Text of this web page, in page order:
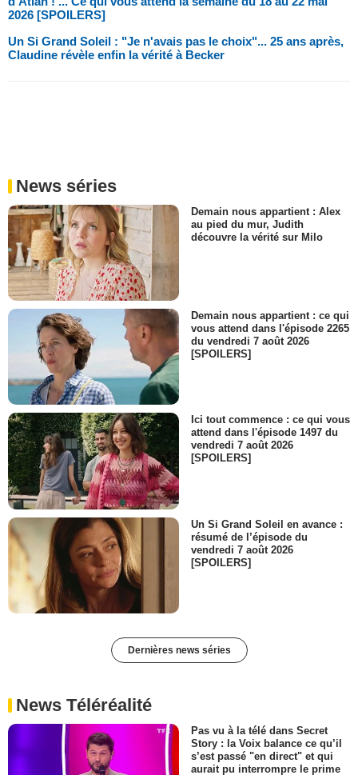
2026 [SPOILERS]
Un Si Grand Soleil : "Je n'avais pas le choix"... 25 ans après,
Claudine révèle enfin la vérité à Becker
News séries
Demain nous appartient : Alex
au pied du mur, Judith
découvre la vérité sur Milo
Demain nous appartient : ce qui
vous attend dans l'épisode 2265
du vendredi 7 août 2026
[SPOILERS]
Ici tout commence : ce qui vous
attend dans l'épisode 1497 du
vendredi 7 août 2026
[SPOILERS]
Un Si Grand Soleil en avance :
résumé de l’épisode du
vendredi 7 août 2026
[SPOILERS]
Dernières news séries
News Téléréalité
Pas vu à la télé dans Secret
Story : la Voix balance ce qu’il
s’est passé "en direct" et qui
aurait pu interrompre le prime